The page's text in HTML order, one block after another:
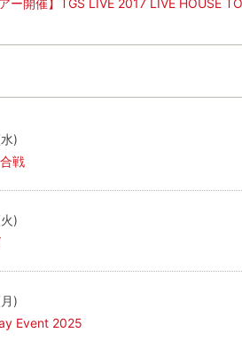
アー開催】TGS LIVE 2017 LIVE HOUSE
)
戦
)
)
Event 2025